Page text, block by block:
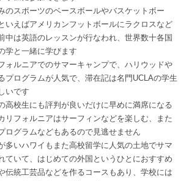
のスポーツのベースボールやバスケットボー
いえばアメリカンフットボールにラクロスなど
中は英語のレッスンが行なわれ、世界数十各国
学と一緒に学びます
ォルニアでのサマーキャンプで、ハリウッドや
プログラムが人気で、滞在記は名門UCLAの学生
いです
高校生にも評判が良いだけに早めに満席になる
リフォルニアはサーフィンなどを楽しむ、また
ログラムなどもあるので見逃せません
多いハワイもまた高校留学に人気の土地でサマ
ていて、はじめての外国というひとにおすすめ
伝統工芸品などを作るコースもあり、学校には